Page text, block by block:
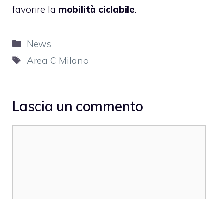
favorire la mobilità ciclabile.
Categorie
News
Tag
Area C Milano
Lascia un commento